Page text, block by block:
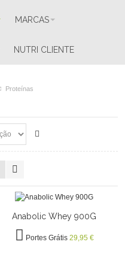
MARCAS
NUTRI CLIENTE
Proteínas
Anabolic Whey 900G
Portes Grátis 29,95 €